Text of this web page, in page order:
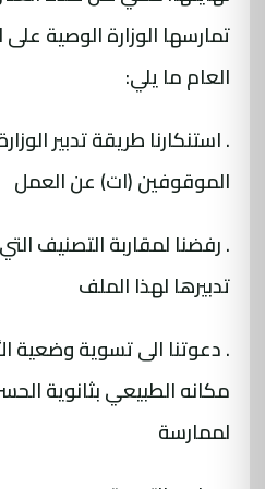
تمارسها الوزارة الوصية
العام ما يلي:
. استنكارنا طريقة تدبير
الموقوفين (ات) عن العمل
. رفضنا لمقاربة التصنيف
تدبيرها لهذا الملف
. دعوتنا الى تسوية وضعية
مكانه الطبيعي بثانوية
لممارسة